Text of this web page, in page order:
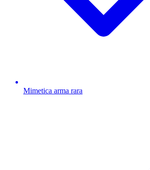
Mimetica arma rara